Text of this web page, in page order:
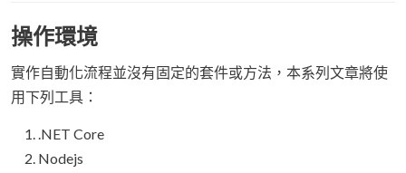
操作環境
實作自動化流程並沒有固定的套件或方法，本系列文章將使
用下列工具：
.NET Core
Nodejs